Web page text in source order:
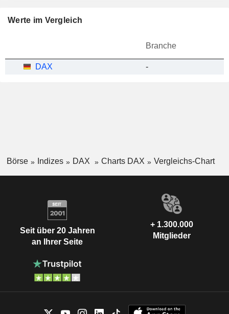
Werte im Vergleich
Branche
DAX -
Börse Indizes DAX Charts DAX Vergleichs-Chart
Seit über 20 Jahren
an Ihrer Seite
+ 1.300.000
Mitglieder